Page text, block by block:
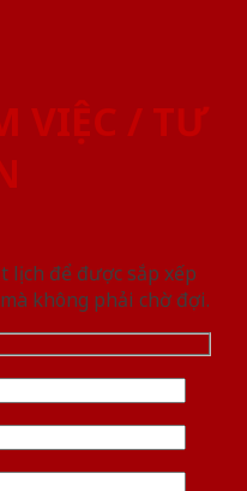
VIỆC / TƯ
lịch để được sắp xếp
không phải chờ đợi.